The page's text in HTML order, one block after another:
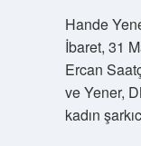
Hande
İbaret, 31
Ercan
ve Yener,
kadın